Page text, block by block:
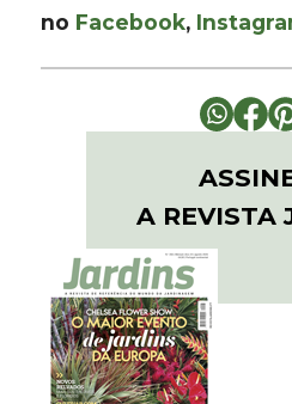
no Facebook,
A REVISTA